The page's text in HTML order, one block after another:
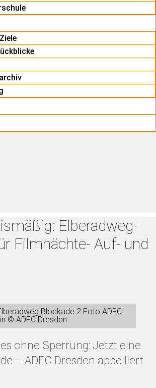
Elberadweg-
Filmnächte- Auf- und
Blockade 2 Foto ADFC
© ADFC Dresden
ohne Sperrung: Jetzt eine
– ADFC Dresden appelliert